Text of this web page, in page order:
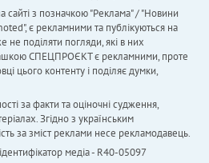
сайті з позначкою "Реклама" / "Новини
є рекламними та публікуються на
не поділяти погляди, які в них
СПЕЦПРОЄКТ є рекламними, проте
цього контенту і поділяє думки,
за факти та оціночні судження,
Згідно з українським
за зміст реклами несе рекламодавець.
медіа - R40-05097